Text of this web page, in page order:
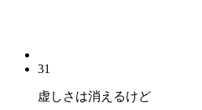
31
虚しさは消えるけど